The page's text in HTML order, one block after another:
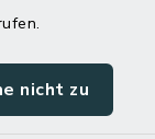
nicht zu